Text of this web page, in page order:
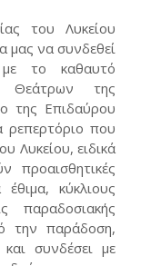
του Λυκείου
μας να συνδεθεί
με το καθαυτό
Θεάτρων της
της Επιδαύρου
ρεπερτόριο που
Λυκείου, ειδικά
κύκλιους
παραδοσιακής
την παράδοση,
συνδέσει με